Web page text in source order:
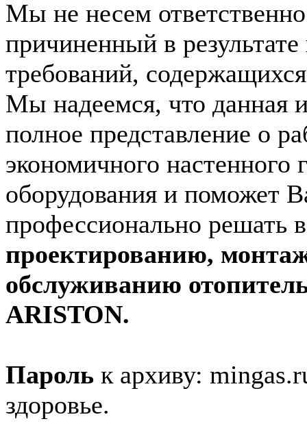
Мы не несем
причиненный в
требований,
Мы надеемся, что данная
полное представление о
экономичного настенного
оборудования и поможет
профессионально решать
проектированию,
обслуживанию
ARISTON.
Пароль к архиву:
здоровье.